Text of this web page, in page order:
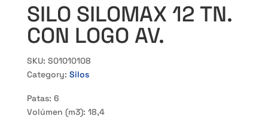
SILO SILOMAX 12 TN.
CON LOGO AV.
SKU: S01010108
Category: Silos
Patas: 6
Volúmen (m3): 18,4